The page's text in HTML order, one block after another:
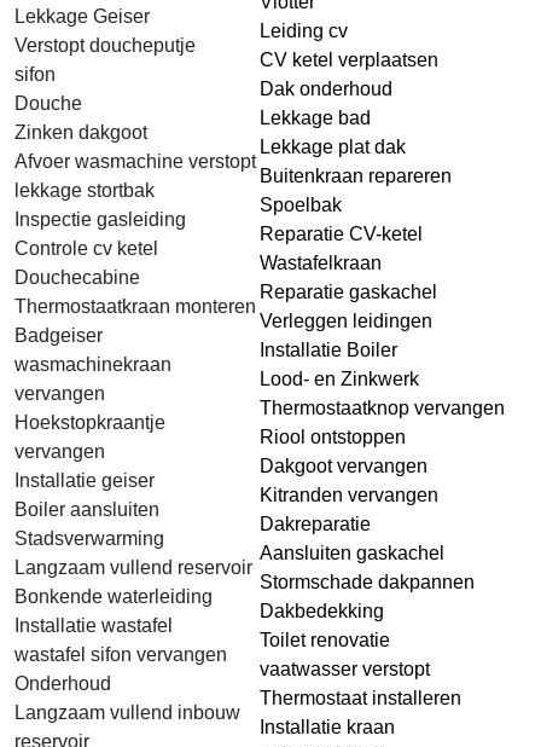
Lekkage Geiser
Verstopt doucheputje
sifon
Douche
Zinken dakgoot
Afvoer wasmachine verstopt
lekkage stortbak
Inspectie gasleiding
Controle cv ketel
Douchecabine
Thermostaatkraan monteren
Badgeiser
wasmachinekraan
vervangen
Hoekstopkraantje
vervangen
Installatie geiser
Boiler aansluiten
Stadsverwarming
Langzaam vullend reservoir
Bonkende waterleiding
Installatie wastafel
wastafel sifon vervangen
Onderhoud
Langzaam vullend inbouw
reservoir
Leiding cv
CV ketel verplaatsen
Dak onderhoud
Lekkage bad
Lekkage plat dak
Buitenkraan repareren
Spoelbak
Reparatie CV-ketel
Wastafelkraan
Reparatie gaskachel
Verleggen leidingen
Installatie Boiler
Lood- en Zinkwerk
Thermostaatknop vervangen
Riool ontstoppen
Dakgoot vervangen
Kitranden vervangen
Dakreparatie
Aansluiten gaskachel
Stormschade dakpannen
Dakbedekking
Toilet renovatie
vaatwasser verstopt
Thermostaat installeren
Installatie kraan